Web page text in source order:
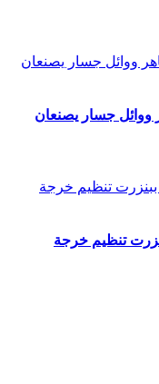
جسار يصنعان
تنظيم خرجة